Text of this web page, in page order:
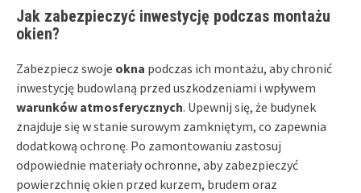
Jak zabezpieczyć inwestycję podczas montażu
okien?
Zabezpiecz swoje okna podczas ich montażu, aby chronić
inwestycję budowlaną przed uszkodzeniami i wpływem
warunków atmosferycznych. Upewnij się, że budynek
znajduje się w stanie surowym zamkniętym, co zapewnia
dodatkową ochronę. Po zamontowaniu zastosuj
odpowiednie materiały ochronne, aby zabezpieczyć
powierzchnię okien przed kurzem, brudem oraz